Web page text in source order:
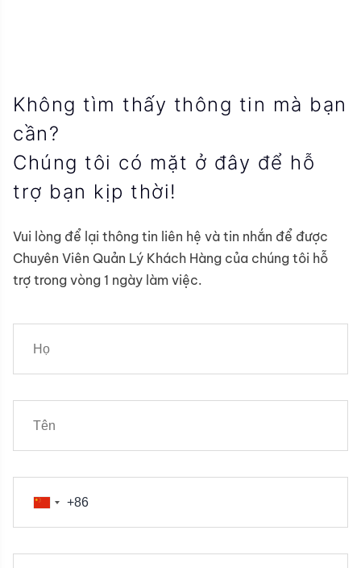
Không tìm thấy thông tin mà bạn
cần?
Chúng tôi có mặt ở đây để hỗ
trợ bạn kịp thời!
Vui lòng để lại thông tin liên hệ và tin nhắn để được
Chuyên Viên Quản Lý Khách Hàng của chúng tôi hỗ
trợ trong vòng 1 ngày làm việc.